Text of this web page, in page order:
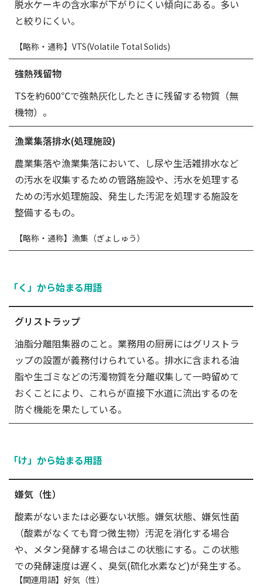
脱水ケーキの含水率が下がりにくい傾向にある。多い
と絞りにくい。
【略称・通称】VTS(Volatile Total Solids)
強熱残留物
TSを約600℃で強熱灰化したときに残留する物質（無
機物）。
漁業集落排水(処理施設)
農業集落や漁業集落において、し尿や生活雑排水など
の汚水を収集するための管路施設や、汚水を処理する
ための汚水処理施設、発生した汚泥を処理する施設を
整備するもの。
【略称・通称】漁集（ぎょしゅう）
「く」から始まる用語
グリストラップ
油脂分離阻集器のこと。業務用の厨房にはグリストラ
ップの設置が義務付けられている。排水に含まれる油
脂や生ゴミなどの汚濁物質を分離収集して一時留めて
おくことにより、これらが直接下水道に流出するのを
防ぐ機能を果たしている。
「け」から始まる用語
嫌気（性）
酸素がないまたは必要ない状態。嫌気状態、嫌気性菌
（酸素がなくても育つ微生物）汚泥を消化する場合
や、メタン発酵する場合はこの状態にする。この状態
での発酵速度は遅く、臭気(硫化水素など)が発生する。
【関連用語】好気（性）